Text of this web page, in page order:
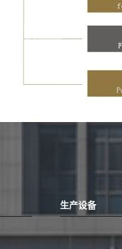
生产设备